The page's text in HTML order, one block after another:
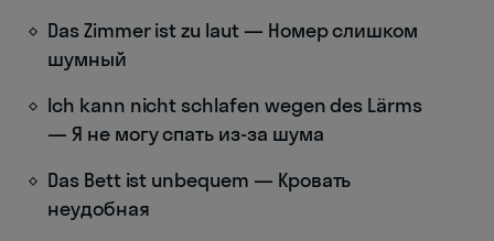
Das Zimmer ist zu laut — Номер слишком
шумный
Ich kann nicht schlafen wegen des Lärms
— Я не могу спать из-за шума
Das Bett ist unbequem — Кровать
неудобная